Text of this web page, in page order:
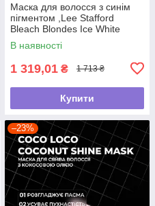
Маска для волосся з синім
пігментом ,Lee Stafford
Bleach Blondes Ice White
Toning Treatment Mask,200
мл
В наявності
1 319,01 ₴ 1 713 ₴
Купити
–23%